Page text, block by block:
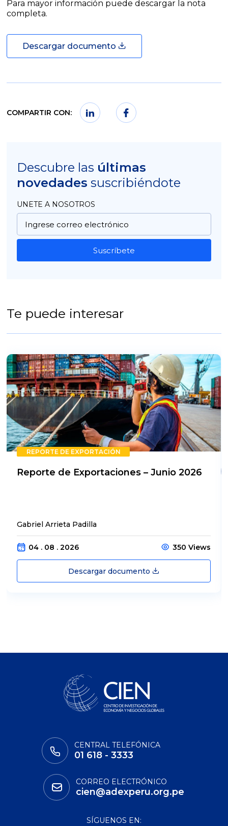
Para mayor información puede descargar la nota
completa.
Descargar documento
COMPARTIR CON:
Descubre las últimas
novedades suscribiéndote
UNETE A NOSOTROS
Suscríbete
Te puede interesar
REPORTE DE EXPORTACIÓN
Reporte de Exportaciones – Junio 2026
Gabriel Arrieta Padilla
04 . 08 . 2026 350 Views
Descargar documento
CENTRAL TELEFÓNICA
01 618 - 3333
CORREO ELECTRÓNICO
cien@adexperu.org.pe
SÍGUENOS EN: